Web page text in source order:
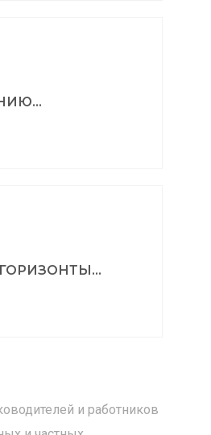
и работников